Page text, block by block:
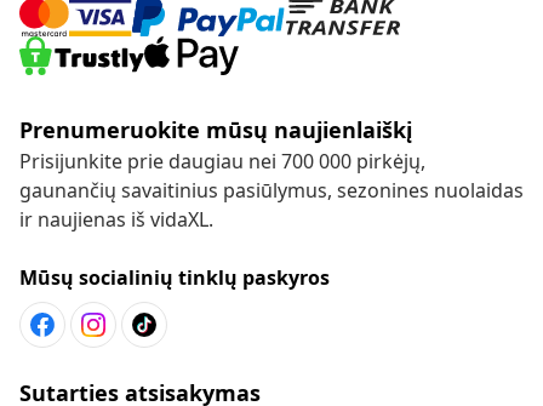
Prenumeruokite mūsų naujienlaiškį
Prisijunkite prie daugiau nei 700 000 pirkėjų,
gaunančių savaitinius pasiūlymus, sezonines nuolaidas
ir naujienas iš vidaXL.
Mūsų socialinių tinklų paskyros
Sutarties atsisakymas